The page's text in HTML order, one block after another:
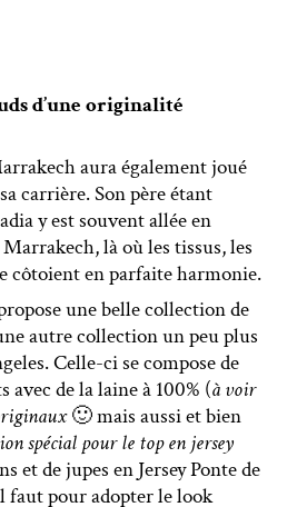
d’une originalité
aura également joué
carrière. Son père étant
y est souvent allée en
là où les tissus, les
côtoient en parfaite harmonie.
une belle collection de
autre collection un peu plus
Celle-ci se compose de
de la laine à 100% (à voir
🙂 mais aussi et bien
spécial pour le top en jersey
et de jupes en Jersey Ponte de
faut pour adopter le look